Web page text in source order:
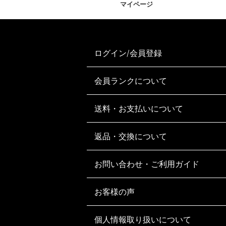
マイページ
ログイン/会員登録
会員ランクについて
送料・お支払いについて
返品・交換について
お問い合わせ・ご利用ガイド
お客様の声
個人情報取り扱いについて